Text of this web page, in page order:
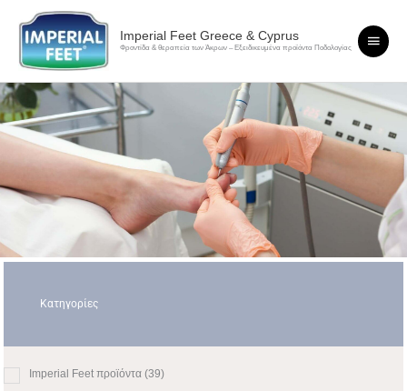
Μετάβαση
περιεχόμενο
Imperial Feet Greece & Cyprus
Φροντίδα & θεραπεία των Άκρων – Εξειδικευμένα προϊόντα Ποδολογίας
Κύριο
Κατηγορίες
Imperial Feet προϊόντα (39)